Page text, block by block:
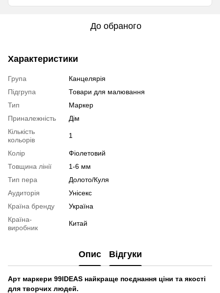
До обраного
Характеристики
Група
Канцелярія
Підгрупа
Товари для малювання
Тип
Маркер
Приналежність
Дім
Кількість
кольорів
1
Колір
Фіолетовий
Товщина лінії
1-6 мм
Тип пера
Долото/Куля
Аудиторія
Унісекс
Країна бренду
Україна
Країна-
виробник
Китай
Опис Відгуки
Арт маркери 99IDEAS найкраще поєднання ціни та якості
для творчих людей.